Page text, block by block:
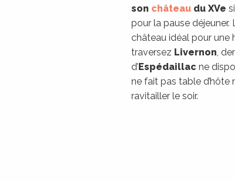
son château du XVe
pour la pause déjeuner.
château idéal pour une
traversez Livernon ,
d’Espédaillac ne
ne fait pas table
ravitailler le soir.